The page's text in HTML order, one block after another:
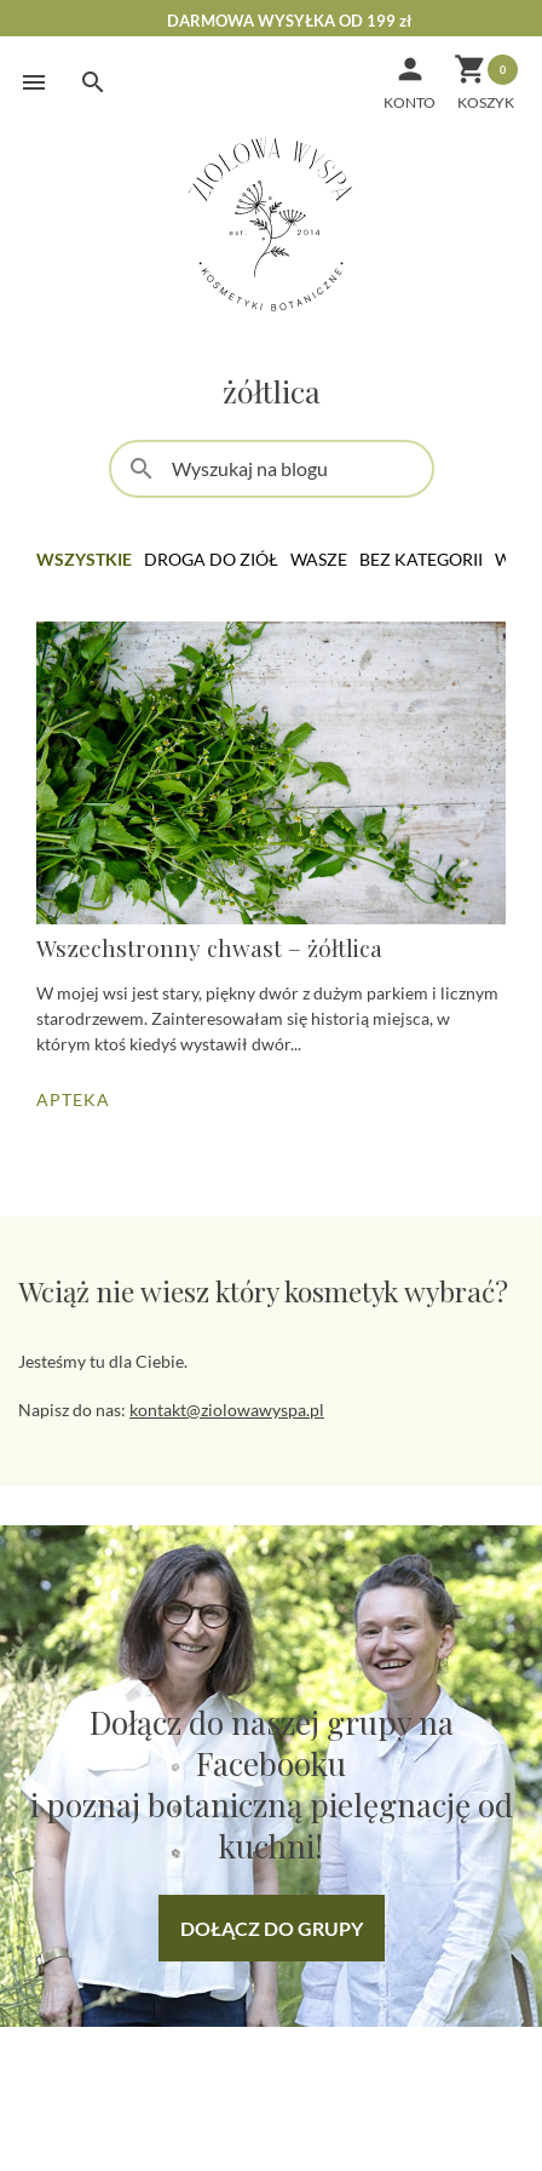
Skip
DARMOWA WYSYŁKA OD 199 zł
 0

KONTO
żółtlica
search
WSZYSTKIE DROGA DO ZIÓŁ WASZE BEZ KATEGORII
Wszechstronny chwast – żółtlica
W mojej wsi jest stary, piękny dwór z dużym parkiem i licznym
starodrzewem. Zainteresowałam się historią miejsca, w
którym ktoś kiedyś wystawił dwór...
APTEKA
Wciąż nie wiesz który kosmetyk wybrać?
Jesteśmy tu dla Ciebie.
Napisz do nas: kontakt@ziolowawyspa.pl
Dołącz do naszej grupy na
Facebooku
i poznaj botaniczną pielęgnację od
kuchni!
DOŁĄCZ DO GRUPY